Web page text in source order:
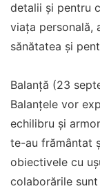
detalii și pentru
viața personală,
sănătatea și
Balanță (23
Balanțele vor
echilibru și
te-au frământat
obiectivele cu
colaborările